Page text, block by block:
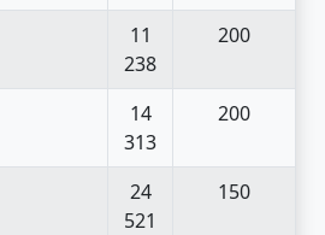
11
238
200
14
313
200
24
521
150